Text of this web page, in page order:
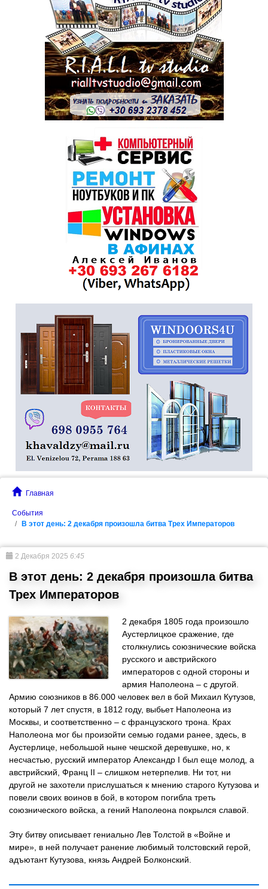
Главная
События
В этот день: 2 декабря произошла битва Трех Императоров
2 Декабря 2025 6:45
В этот день: 2 декабря произошла битва
Трех Императоров
2 декабря 1805 года произошло
Аустерлицкое сражение, где
столкнулись союзнические войска
русского и австрийского
императоров с одной стороны и
армия Наполеона – с другой.
Армию союзников в 86.000 человек вел в бой Михаил Кутузов,
который 7 лет спустя, в 1812 году, выбьет Наполеона из
Москвы, и соответственно – с французского трона. Крах
Наполеона мог бы произойти семью годами ранее, здесь, в
Аустерлице, небольшой ныне чешской деревушке, но, к
несчастью, русский император Александр I был еще молод, а
австрийский, Франц II – слишком нетерпелив. Ни тот, ни
другой не захотели прислушаться к мнению старого Кутузова и
повели своих воинов в бой, в котором погибла треть
союзнического войска, а гений Наполеона покрылся славой.
Эту битву описывает гениально Лев Толстой в «Войне и
мире», в ней получает ранение любимый толстовский герой,
адъютант Кутузова, князь Андрей Болконский.